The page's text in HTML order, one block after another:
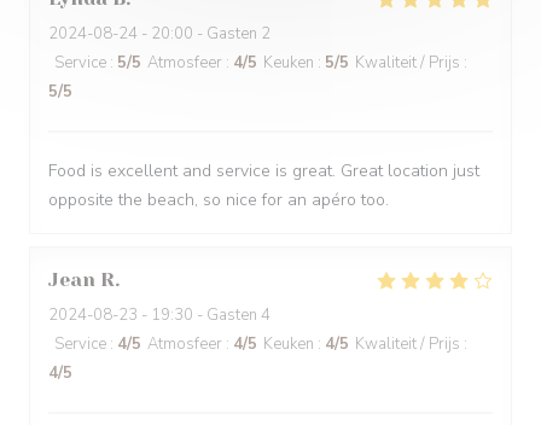
2024-08-24 - 20:00 - Gasten 2
Service : 5/5 Atmosfeer : 4/5 Keuken : 5/5 Kwaliteit / Prijs :
5/5
Food is excellent and service is great. Great location just
opposite the beach, so nice for an apéro too.
Jean R
2024-08-23 - 19:30 - Gasten 4
Service : 4/5 Atmosfeer : 4/5 Keuken : 4/5 Kwaliteit / Prijs :
4/5